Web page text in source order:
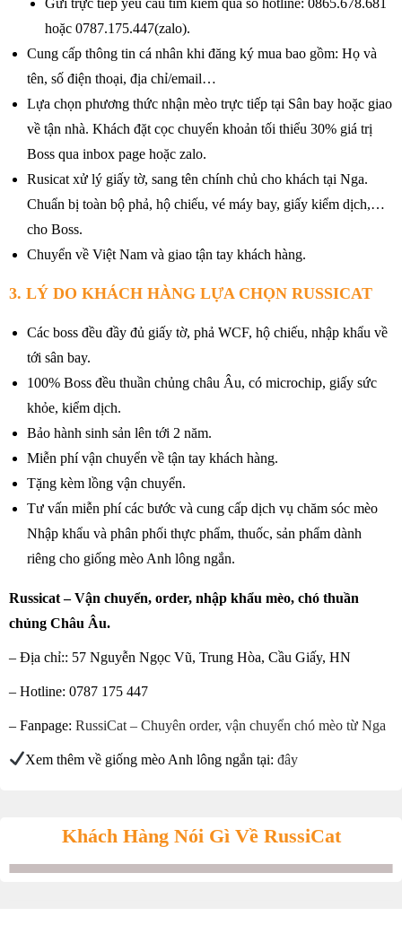
hoặc 0787.175.447(zalo).
Cung cấp thông tin cá nhân khi đăng ký mua bao gồm: Họ và
tên, số điện thoại, địa chỉ/email…
Lựa chọn phương thức nhận mèo trực tiếp tại Sân bay hoặc giao
về tận nhà. Khách đặt cọc chuyển khoản tối thiểu 30% giá trị
Boss qua inbox page hoặc zalo.
Rusicat xử lý giấy tờ, sang tên chính chủ cho khách tại Nga.
Chuẩn bị toàn bộ phả, hộ chiếu, vé máy bay, giấy kiểm dịch,…
cho Boss.
Chuyển về Việt Nam và giao tận tay khách hàng.
3. LÝ DO KHÁCH HÀNG LỰA CHỌN RUSSICAT
Các boss đều đầy đủ giấy tờ, phả WCF, hộ chiếu, nhập khẩu về
tới sân bay.
100% Boss đều thuần chủng châu Âu, có microchip, giấy sức
khỏe, kiểm dịch.
Bảo hành sinh sản lên tới 2 năm.
Miễn phí vận chuyển về tận tay khách hàng.
Tặng kèm lồng vận chuyển.
Tư vấn miễn phí các bước và cung cấp dịch vụ chăm sóc mèo
Nhập khẩu và phân phối thực phẩm, thuốc, sản phẩm dành
riêng cho giống mèo Anh lông ngắn.
Russicat – Vận chuyển, order, nhập khẩu mèo, chó thuần
chủng Châu Âu.
– Địa chỉ:: 57 Nguyễn Ngọc Vũ, Trung Hòa, Cầu Giấy, HN
– Hotline: 0787 175 447
– Fanpage: RussiCat – Chuyên order, vận chuyển chó mèo từ Nga
Xem thêm về giống mèo Anh lông ngắn tại:đây
Khách Hàng Nói Gì Về RussiCat